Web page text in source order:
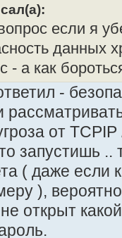
если я
данных
- а как
-
от TCPIP
запустишь ..
( даже если
),
открыт